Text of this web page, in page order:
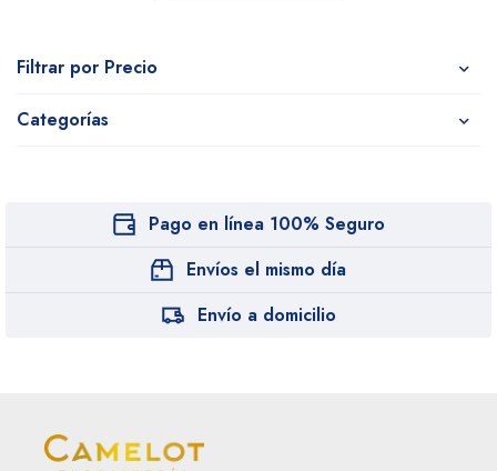
Filtrar por Precio
Categorías
Pago en línea 100% Seguro
Envíos el mismo día
Envío a domicilio